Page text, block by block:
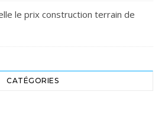
le prix construction terrain de
CATÉGORIES